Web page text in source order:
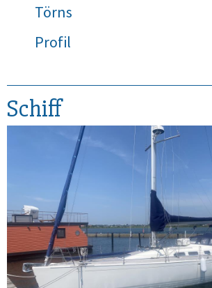
Törns
Profil
Schiff